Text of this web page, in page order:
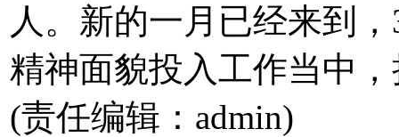
人。新的一月已经来到
精神面貌投入工作当中
(责任编辑：admin)